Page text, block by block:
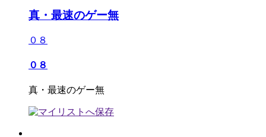
真・最速のゲー無
０８
０８
真・最速のゲー無